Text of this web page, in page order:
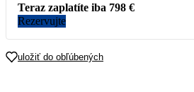
Teraz zaplatíte iba 798 €
Rezervujte
uložiť do obľúbených